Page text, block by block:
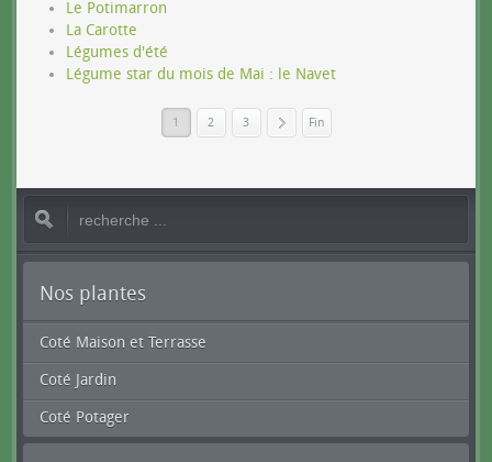
Le Potimarron
La Carotte
Légumes d'été
Légume star du mois de Mai : le Navet
1 2 3 Fin
Nos plantes
Coté Maison et Terrasse
Coté Jardin
Coté Potager